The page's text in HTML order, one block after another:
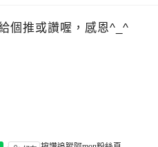
個推或讚喔，感恩^_^